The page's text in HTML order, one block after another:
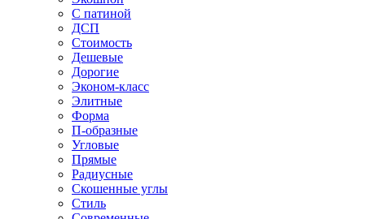
С патиной
ДСП
Стоимость
Дешевые
Дорогие
Эконом-класс
Элитные
Форма
П-образные
Угловые
Прямые
Радиусные
Скошенные углы
Стиль